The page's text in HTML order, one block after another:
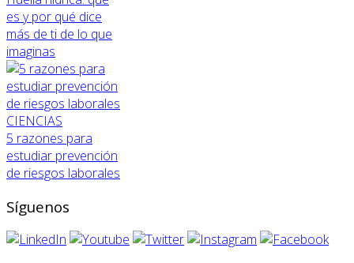
es y por qué dice
más de ti de lo que
imaginas
CIENCIAS
5 razones para
estudiar prevención
de riesgos laborales
Síguenos